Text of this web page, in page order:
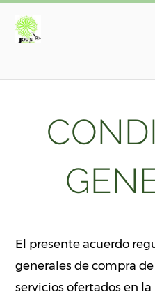
El presente acuerdo
generales de compra
servicios ofertados en